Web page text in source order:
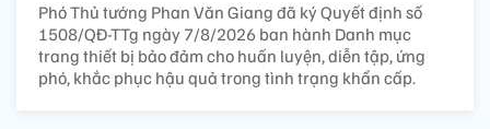
Phó Thủ tướng Phan Văn Giang đã ký Quyết định số
1508/QĐ-TTg ngày 7/8/2026 ban hành Danh mục
trang thiết bị bảo đảm cho huấn luyện, diễn tập, ứng
phó, khắc phục hậu quả trong tình trạng khẩn cấp.